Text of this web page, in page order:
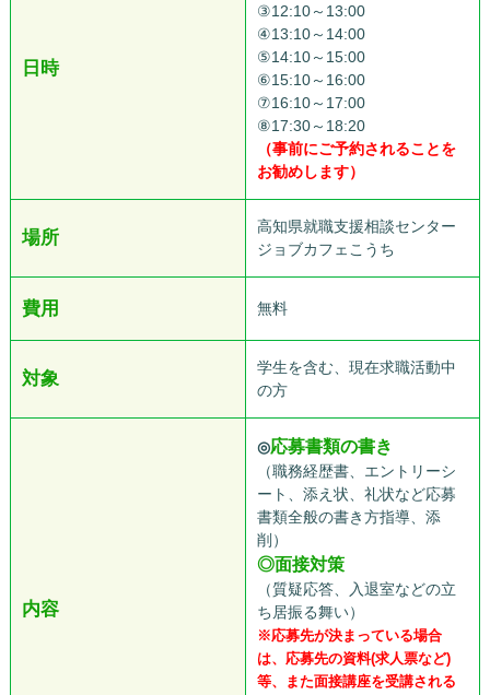
日時
③12:10～13:00
④13:10～14:00
⑤14:10～15:00
⑥15:10～16:00
⑦16:10～17:00
⑧17:30～18:20
（事前にご予約されることを
お勧めします）
場所
高知県就職支援相談センター
ジョブカフェこうち
費用 無料
対象
学生を含む、現在求職活動中
の方
内容
◎応募書類の書き
（職務経歴書、エントリーシ
ート、添え状、礼状など応募
書類全般の書き方指導、添
削）
◎面接対策
（質疑応答、入退室などの立
ち居振る舞い）
※応募先が決まっている場合
は、応募先の資料(求人票など)
等、また面接講座を受講される